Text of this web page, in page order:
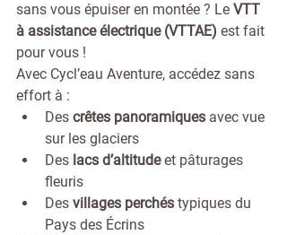
sans vous épuiser en montée ? Le VTT
à assistance électrique (VTTAE) est fait
pour vous !
Avec Cycl’eau Aventure, accédez sans
effort à :
Des crêtes panoramiques avec vue
sur les glaciers
Des lacs d’altitude et pâturages
fleuris
Des villages perchés typiques du
Pays des Écrins